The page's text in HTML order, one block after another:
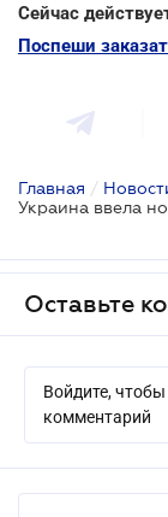
Сейчас
Поспеши
Главная /
Оставьте
Войдите, чтобы
комментарий